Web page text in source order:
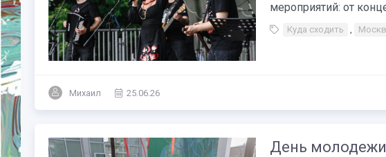
мероприятий: от
Куда сходить ,
Михаил 25.06.26
День